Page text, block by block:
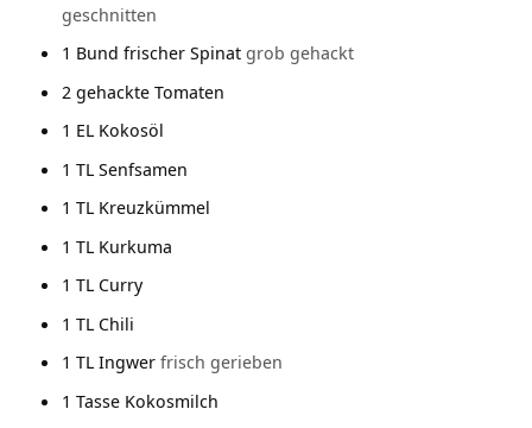
geschnitten
1 Bund frischer Spinat grob gehackt
2 gehackte Tomaten
1 EL Kokosöl
1 TL Senfsamen
1 TL Kreuzkümmel
1 TL Kurkuma
1 TL Curry
1 TL Chili
1 TL Ingwer frisch gerieben
1 Tasse Kokosmilch